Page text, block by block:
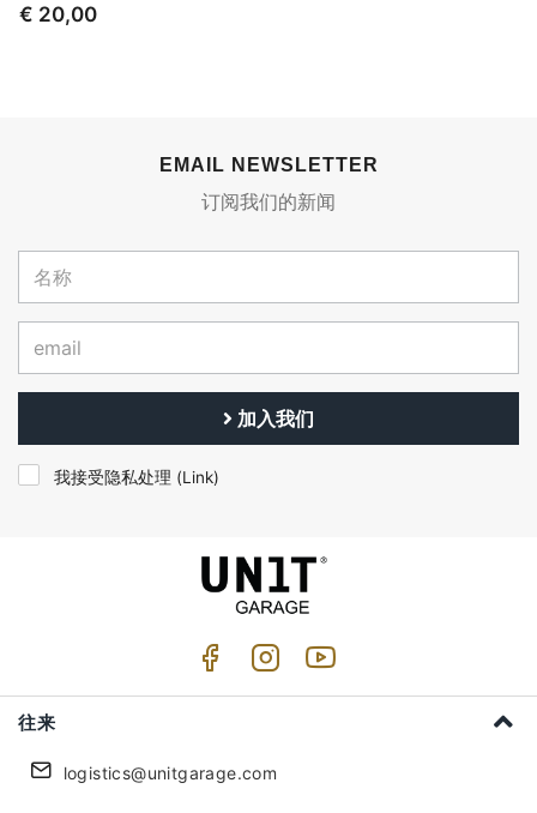
€ 20,00
EMAIL NEWSLETTER
订阅我们的新闻
加入我们
我接受隐私处理 (Link)
往来
logistics@unitgarage.com